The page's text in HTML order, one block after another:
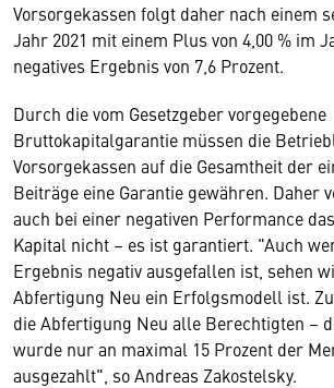
Vorsorgekassen folgt daher nach einem
Jahr 2021 mit einem Plus von 4,00 % im
negatives Ergebnis von 7,6 Prozent.
Durch die vom Gesetzgeber vorgegebene
Bruttokapitalgarantie müssen die
Vorsorgekassen auf die Gesamtheit der
Beiträge eine Garantie gewähren. Daher
auch bei einer negativen Performance
Kapital nicht – es ist garantiert. "Auch
Ergebnis negativ ausgefallen ist, sehen
Abfertigung Neu ein Erfolgsmodell ist.
die Abfertigung Neu alle Berechtigten –
wurde nur an maximal 15 Prozent der
ausgezahlt", so Andreas Zakostelsky.